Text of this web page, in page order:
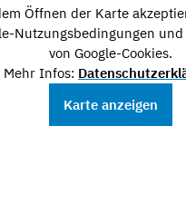
Öffnen der Karte
Nutzungsbedingungen und
von Google-Cookies.
Mehr Infos:
Karte anzeigen